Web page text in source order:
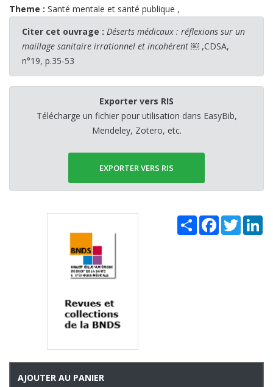
Theme : Santé mentale et santé publique ,
Citer cet ouvrage : Déserts médicaux : réflexions sur un
maillage sanitaire irrationnel et incohérent ￼ ,CDSA,
n°19, p.35-53
Exporter vers RIS
Télécharge un fichier pour utilisation dans EasyBib,
Mendeley, Zotero, etc.
EXPORTER VERS RIS
Share Facebook
Twitter
AJOUTER AU PANIER